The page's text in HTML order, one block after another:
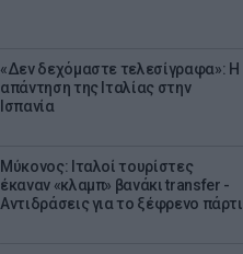
«Δεν δεχόμαστε τελεσίγραφα»: Η
απάντηση της Ιταλίας στην
Ισπανία
Μύκονος: Ιταλοί τουρίστες
έκαναν «κλαμπ» βανάκι transfer -
Αντιδράσεις για το ξέφρενο πάρτι